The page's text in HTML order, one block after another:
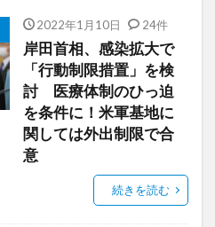
2022年1月10日 24件
岸田首相、感染拡大で
「行動制限措置」を検
討 医療体制のひっ迫
を条件に！米軍基地に
関しては外出制限で合
意
続きを読む